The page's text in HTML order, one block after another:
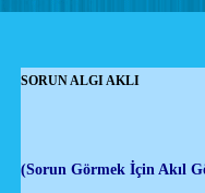
SORUN ALGI AKLI
(Sorun Görmek İçin Akıl